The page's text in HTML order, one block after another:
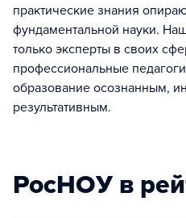
практические знания
фундаментальной науки.
только эксперты в своих
профессиональные
образование осознанным,
результативным.
РосНОУ в